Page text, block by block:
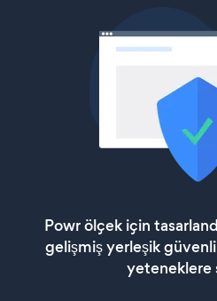
Powr ölçek için
gelişmiş yerleşik
yeteneklere